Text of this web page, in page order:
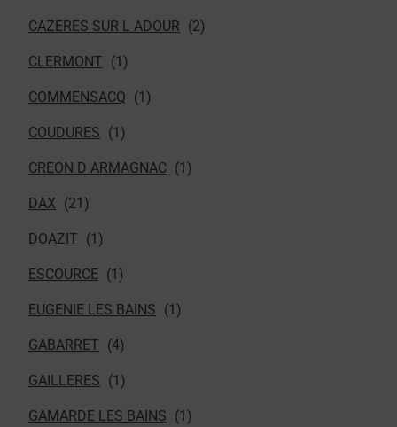
CAZERES SUR L ADOUR
CLERMONT
COMMENSACQ
COUDURES
CREON D ARMAGNAC
DAX
DOAZIT
ESCOURCE
EUGENIE LES BAINS
GABARRET
GAILLERES
GAMARDE LES BAINS